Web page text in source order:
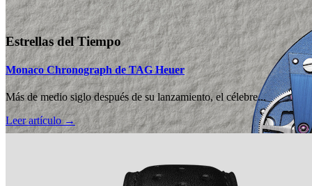
Estrellas del Tiempo
Monaco Chronograph de TAG Heuer
Más de medio siglo después de su lanzamiento, el célebre...
Leer artículo →